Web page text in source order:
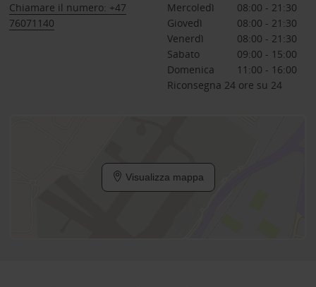
Chiamare il numero: +47
76071140
Mercoledì
08:00 - 21:30
Giovedì
08:00 - 21:30
Venerdì
08:00 - 21:30
Sabato
09:00 - 15:00
Domenica
11:00 - 16:00
Riconsegna 24 ore su 24
Visualizza mappa